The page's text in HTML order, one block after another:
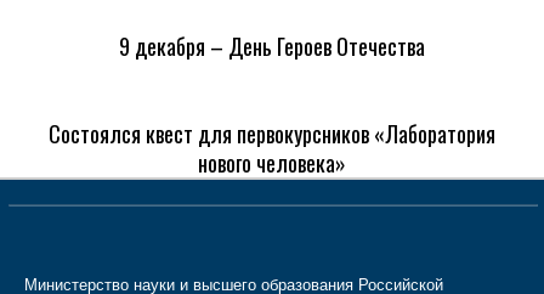
9 декабря – День Героев Отечества
Состоялся квест для первокурсников «Лаборатория
нового человека»
Министерство науки и высшего образования Российской